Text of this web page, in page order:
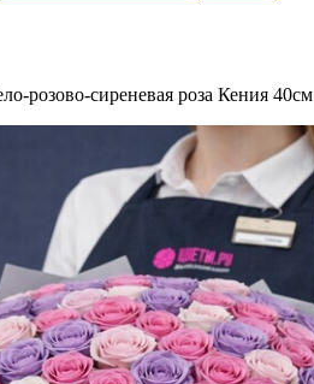
розово-сиреневая роза Кения 40см